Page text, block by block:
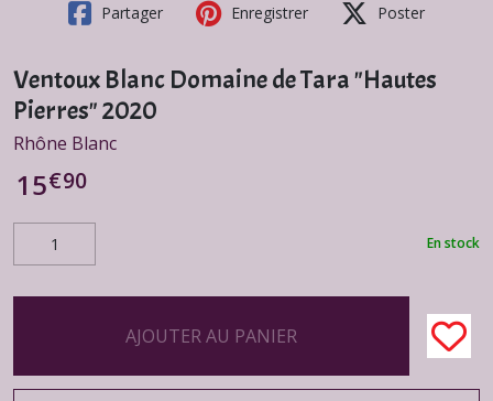
Partager Enregistrer Poster
Ventoux Blanc Domaine de Tara "Hautes
Pierres" 2020
Rhône Blanc
15€90
En stock
AJOUTER AU PANIER